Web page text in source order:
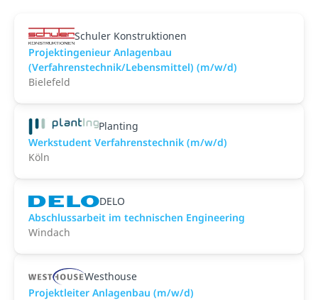
Schuler Konstruktionen
Projektingenieur Anlagenbau
(Verfahrenstechnik/Lebensmittel) (m/w/d)
Bielefeld
Planting
Werk­stu­dent Verfah­rens­technik (m/w/d)
Köln
DELO
Abschlussarbeit im technischen Engineering
Windach
Westhouse
Projektleiter Anlagenbau (m/w/d)